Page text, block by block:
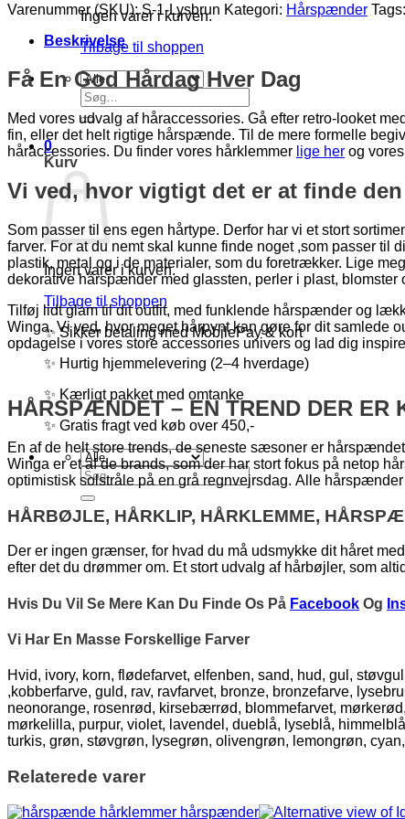
Ingen varer i kurven.
Tilbage til shoppen
Søg
efter:
0
Kurv
Ingen varer i kurven.
Tilbage til shoppen
✨ Sikker betaling med MobilePay & kort
✨ Hurtig hjemmelevering (2–4 hverdage)
✨ Kærligt pakket med omtanke
✨ Gratis fragt ved køb over 450,-
Søg
efter:
Varenummer (SKU):S-1-Lysbrun Kategori: Hårspænder Tags:
Beskrivelse
Få En God Hårdag Hver Dag
Med vores udvalg af håraccessories. Gå efter retro-looket
fin, eller det helt rigtige hårspænde. Til de mere formelle
håraccessories. Du finder vores hårklemmer lige her og
Vi ved, hvor vigtigt det er at finde
Som passer til ens egen hårtype. Derfor har vi et stort
farver. For at du nemt skal kunne finde noget ,som passer
plastik, metal og i de materialer, som du foretrækker. Lige
dekorative hårspænder med glassten, perler i plast, blomster
Tilføj lidt glam til dit outfit, med funklende hårspænder og
Winga. Vi ved, hvor meget hårpynt kan gøre for dit samlede
opdagelse i vores store accessories univers og lad dig
HÅRSPÆNDET – EN TREND DER ER
En af de helt store trends, de seneste sæsoner er
Winga er et af de brands, som der har stort fokus på netop
optimistisk solstråle på en grå regnvejrsdag. Alle
HÅRBØJLE, HÅRKLIP, HÅRKLEMME,
Der er ingen grænser, for hvad du må udsmykke dit håret
efter det du drømmer om. Et stort udvalg af hårbøjler, som
Hvis Du Vil Se Mere Kan Du Finde Os På Facebook Og
Vi Har En Masse Forskellige Farver
Hvid, ivory, korn, flødefarvet, elfenben, sand, hud, gul,
,kobberfarve, guld, rav, ravfarvet, bronze, bronzefarve,
neonorange, rosenrød, kirsebærrød, blommefarvet,
mørkelilla, purpur, violet, lavendel, dueblå, lyseblå,
turkis, grøn, støvgrøn, lysegrøn, olivengrøn, lemongrøn,
Relaterede varer